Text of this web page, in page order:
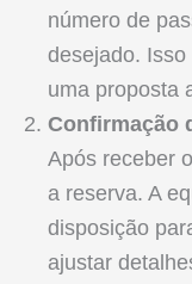
número de
desejado.
uma proposta
Confirmação
Após receber
a reserva. A
disposição
ajustar